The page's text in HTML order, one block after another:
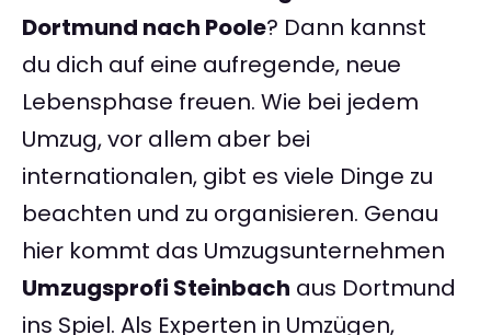
Dortmund nach Poole? Dann kannst
du dich auf eine aufregende, neue
Lebensphase freuen. Wie bei jedem
Umzug, vor allem aber bei
internationalen, gibt es viele Dinge zu
beachten und zu organisieren. Genau
hier kommt das Umzugsunternehmen
Umzugsprofi Steinbach aus Dortmund
ins Spiel. Als Experten in Umzügen,